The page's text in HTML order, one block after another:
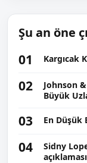
Şu an öne
01 Kargıcak
02
Johnson
Büyük
03 En Düşük
04
Sidny
açıklaması